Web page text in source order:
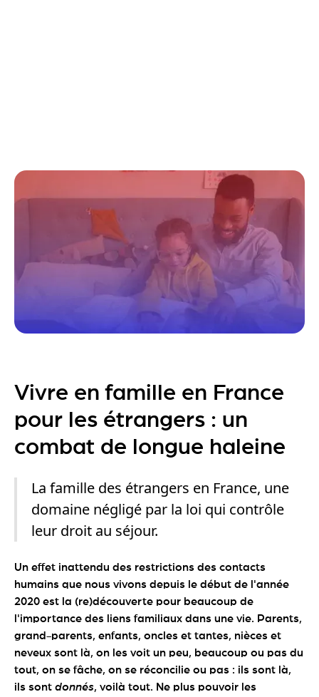
Vivre en famille en France
pour les étrangers : un
combat de longue haleine
La famille des étrangers en France, une
domaine négligé par la loi qui contrôle
leur droit au séjour.
Un effet inattendu des restrictions des contacts
humains que nous vivons depuis le début de l'année
2020 est la (re)découverte pour beaucoup de
l'importance des liens familiaux dans une vie. Parents,
grand-parents, enfants, oncles et tantes, nièces et
neveux sont là, on les voit un peu, beaucoup ou pas du
tout, on se fâche, on se réconcilie ou pas : ils sont là,
ils sont donnés, voilà tout. Ne plus pouvoir les